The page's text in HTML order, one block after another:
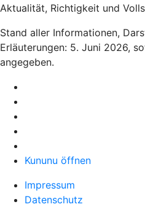
Aktualität, Richtigkeit und
Stand aller Informationen,
Erläuterungen: 5. Juni 2026,
angegeben.
Kununu öffnen
Impressum
Datenschutz